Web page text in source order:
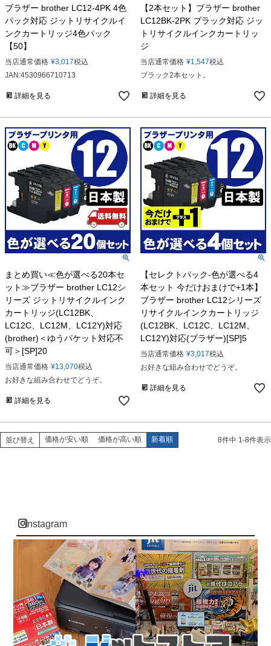
ブラザー brother LC12-4PK 4色
パック対応 ジットリサイクルイ
ンクカートリッジ4色パック
【50】
当店通常価格 ¥3,017税込
JAN:4530966710713
詳細を見る
【2本セット】ブラザー brother
LC12BK-2PK ブラック対応 ジッ
トリサイクルインクカートリッ
ジ
当店通常価格 ¥1,547税込
ブラック2本セット。
詳細を見る
まとめ買い≪色が選べる20本セ
ット≫ブラザー brother LC12シ
リーズ ジットリサイクルインク
カートリッジ(LC12BK、
LC12C、LC12M、LC12Y)対応
(brother)＜ゆうパケット対応不
可＞[SP]20
当店通常価格 ¥13,070税込
お好きな組み合わせでどうぞ。
詳細を見る
【セレクトパック-色が選べる4
本セット 今だけおまけで+1本】
ブラザー brother LC12シリーズ
リサイクルインクカートリッジ
(LC12BK、LC12C、LC12M、
LC12Y)対応(ブラザー)[SP]5
当店通常価格 ¥3,017税込
お好きな組み合わせでどうぞ。
詳細を見る
並び替え 価格が安い順 価格が高い順 新着順 8件中 1-8件表示
instagram